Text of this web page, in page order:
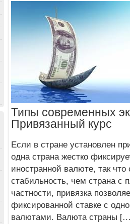
Типы современных
Привязанный курс
Если в стране установлен
одна страна жестко
иностранной валюте, так
стабильность, чем страна
частности, привязка
фиксированной ставке с
валютами. Валюта страны